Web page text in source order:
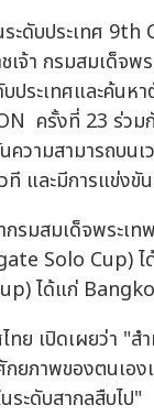
ระดับประเทศ
จ้า กรมสมเด็จพ
ระเทศและค้นห
ครั้งที่ 23 ร่วม
ความสามารถบน
ที และมีการแข่ง
รมสมเด็จพระเ
Solo Cup)
ได้แก่
ย เปิดเผยว่า "ส
ยภาพของตนเอ
ระดับสากลสืบไป"